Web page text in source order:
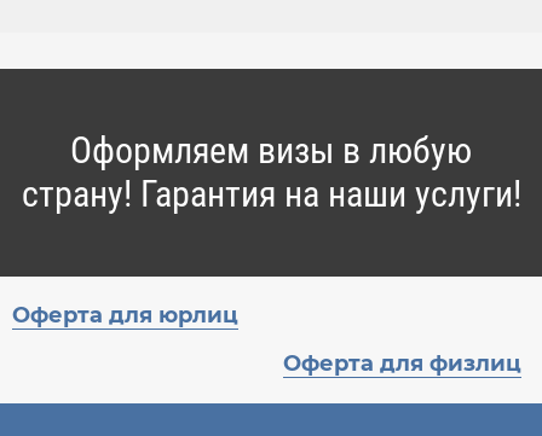
Оформляем визы в любую
страну! Гарантия на наши услуги!​
Оферта для юрлиц
Оферта для физлиц